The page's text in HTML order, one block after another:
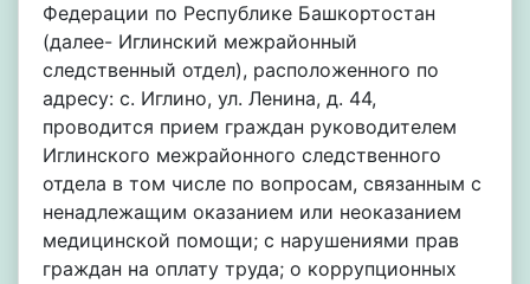
Федерации по Республике Башкортостан
(далее- Иглинский межрайонный
следственный отдел), расположенного по
адресу: с. Иглино, ул. Ленина, д. 44,
проводится прием граждан руководителем
Иглинского межрайонного следственного
отдела в том числе по вопросам, связанным с
ненадлежащим оказанием или неоказанием
медицинской помощи; с нарушениями прав
граждан на оплату труда; о коррупционных